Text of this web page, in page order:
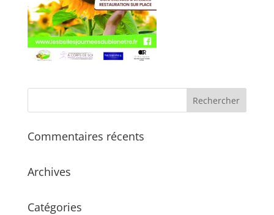
Commentaires récents
Archives
Catégories